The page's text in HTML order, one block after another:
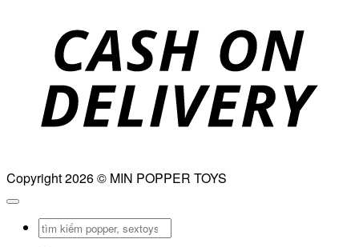
Copyright 2026 © MIN POPPER TOYS
Tìm